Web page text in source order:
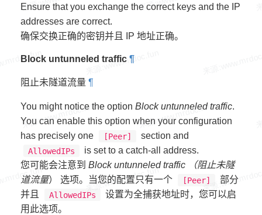
Ensure that you exchange the correct keys and the IP
addresses are correct.
确保交换正确的密钥并且 IP 地址正确。
Block untunneled traffic ¶
阻止未隧道流量 ¶
You might notice the option Block untunneled traffic.
You can enable this option when your configuration
has precisely one
[Peer] section and
AllowedIPs
is set to a catch-all address.
您可能会注意到 Block untunneled traffic （阻止未隧
道流量） 选项。当您的配置只有一个 [Peer]
部分
并且
AllowedIPs
设置为全捕获地址时，您可以启
用此选项。